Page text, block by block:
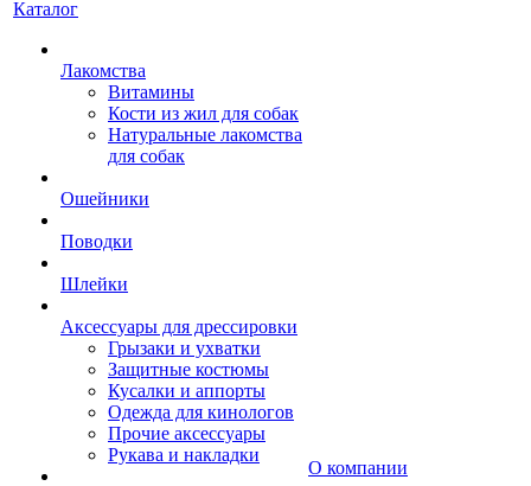
Каталог
Лакомства
Витамины
Кости из жил для собак
Натуральные лакомства
для собак
Ошейники
Поводки
Шлейки
Аксессуары для дрессировки
Грызаки и ухватки
Защитные костюмы
Кусалки и аппорты
Одежда для кинологов
Прочие аксессуары
Рукава и накладки
О компании